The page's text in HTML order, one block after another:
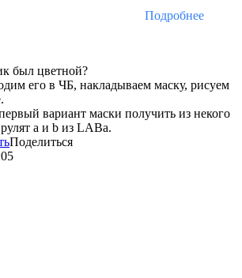
Подробнее
был цветной?
его в ЧБ, накладываем маску, рисуем
вариант маски получить из некого
a и b из LABа.
Поделиться